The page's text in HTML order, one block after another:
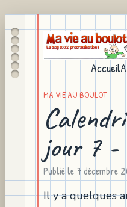
Accueil
MA VIE AU BOULOT
jour 7 -
Publié le 7 décembre
Il y a quelques